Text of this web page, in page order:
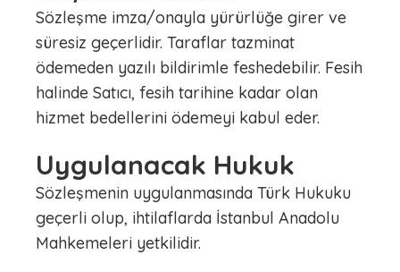
Sözleşme imza/onayla yürürlüğe girer ve
süresiz geçerlidir. Taraflar tazminat
ödemeden yazılı bildirimle feshedebilir. Fesih
halinde Satıcı, fesih tarihine kadar olan
hizmet bedellerini ödemeyi kabul eder.
Uygulanacak Hukuk
Sözleşmenin uygulanmasında Türk Hukuku
geçerli olup, ihtilaflarda İstanbul Anadolu
Mahkemeleri yetkilidir.